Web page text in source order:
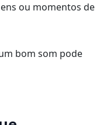
ou momentos de
bom som pode